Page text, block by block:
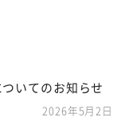
いてのお知らせ
2026年5月2日